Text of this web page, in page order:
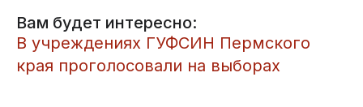
Вам будет интересно:
В учреждениях ГУФСИН Пермского
края проголосовали на выборах